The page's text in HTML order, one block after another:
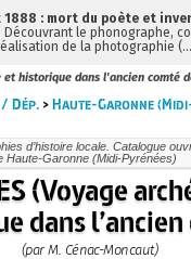
et historique dans l'ancien comté
Dép. >Haute-Garonne
d’histoire locale. Catalogue
Haute-Garonne (Midi-Pyrénées)
(Voyage
dans
(par M. Cénac-Moncaut)
1888 : mort du poète et
Découvrant le phonographe,
de la photographie